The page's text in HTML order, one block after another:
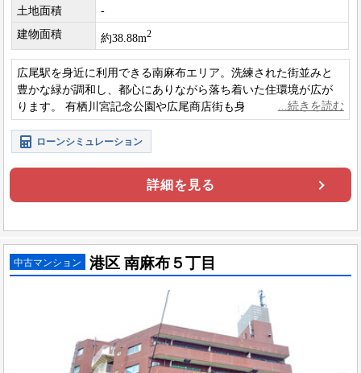
土地面積
-
建物面積
約38.88m2
広尾駅を身近に利用できる南麻布エリア。洗練された街並みと
豊かな緑が調和し、都心にありながら落ち着いた住環境が広が
ります。 有栖川宮記念公園や広尾商店街も身近で、日々の暮ら
しを快適に彩るロケーションです。
ローンシミュレーション
詳細を見る
中古マンション 港区 南麻布５丁目